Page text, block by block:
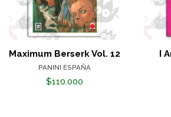
Maximum Berserk Vol. 12
PANINI ESPAÑA
$110.000
I